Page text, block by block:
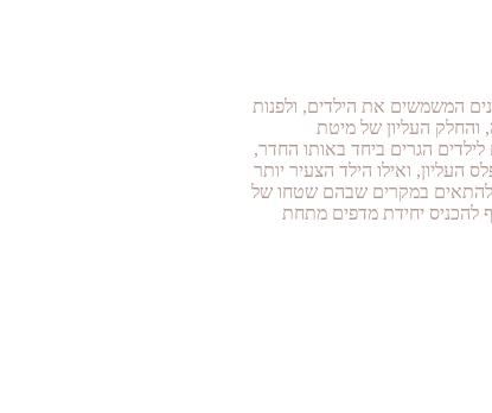
המשמשים את הילדים, ולפנות
והחלק העליון של מיטת
הגרים ביחד באותו החדר,
העליון, ואילו הילד הצעיר יותר
להתאים במקרים שבהם שטחו של
להכניס יחידת מדפים מתחת